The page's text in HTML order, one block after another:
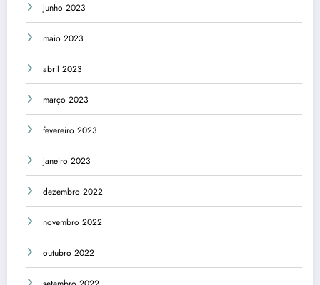
junho 2023
maio 2023
abril 2023
março 2023
fevereiro 2023
janeiro 2023
dezembro 2022
novembro 2022
outubro 2022